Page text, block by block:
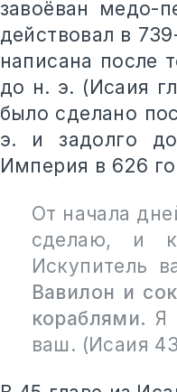
завоёван медо-
действовал в
написана после
до н. э. (Исаия
было сделано
э. и задолго до
Империя в 626
От начала
сделаю, и
Искупитель
Вавилон и
кораблями. Я
ваш. (Исаия